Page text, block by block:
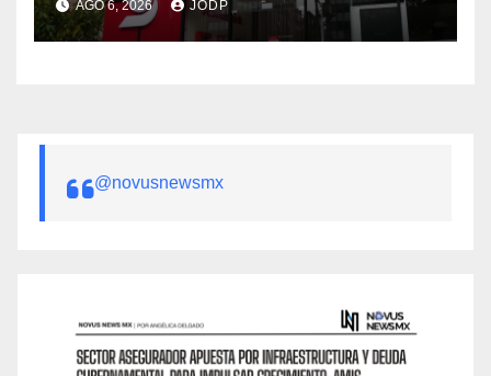
AGO 6, 2026 JODP
@novusnewsmx